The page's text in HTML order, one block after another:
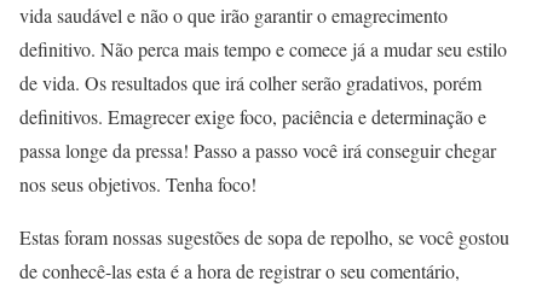
vida saudável e não o que irão garantir o emagrecimento
definitivo. Não perca mais tempo e comece já a mudar seu estilo
de vida. Os resultados que irá colher serão gradativos, porém
definitivos. Emagrecer exige foco, paciência e determinação e
passa longe da pressa! Passo a passo você irá conseguir chegar
nos seus objetivos. Tenha foco!
Estas foram nossas sugestões de sopa de repolho, se você gostou
de conhecê-las esta é a hora de registrar o seu comentário,